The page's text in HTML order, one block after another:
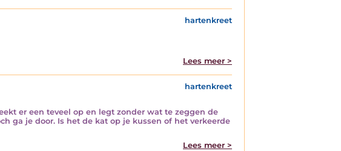
hartenkreet
Lees meer >
hartenkreet
er een teveel op en legt zonder wat te zeggen de
ga je door. Is het de kat op je kussen of het verkeerde
Lees meer >